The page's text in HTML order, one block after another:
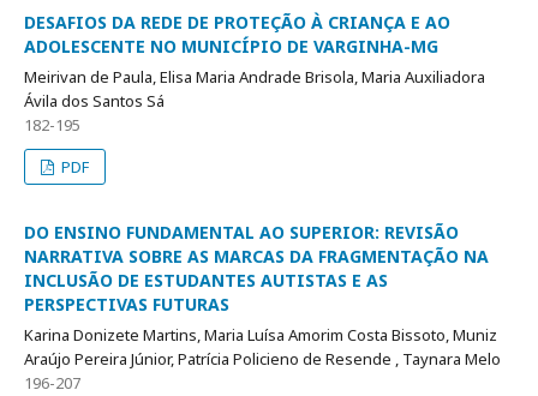
DESAFIOS DA REDE DE PROTEÇÃO À CRIANÇA E AO
ADOLESCENTE NO MUNICÍPIO DE VARGINHA-MG
Meirivan de Paula, Elisa Maria Andrade Brisola, Maria Auxiliadora
Ávila dos Santos Sá
182-195
PDF
DO ENSINO FUNDAMENTAL AO SUPERIOR: REVISÃO
NARRATIVA SOBRE AS MARCAS DA FRAGMENTAÇÃO NA
INCLUSÃO DE ESTUDANTES AUTISTAS E AS
PERSPECTIVAS FUTURAS
Karina Donizete Martins, Maria Luísa Amorim Costa Bissoto, Muniz
Araújo Pereira Júnior, Patrícia Policieno de Resende , Taynara Melo
196-207